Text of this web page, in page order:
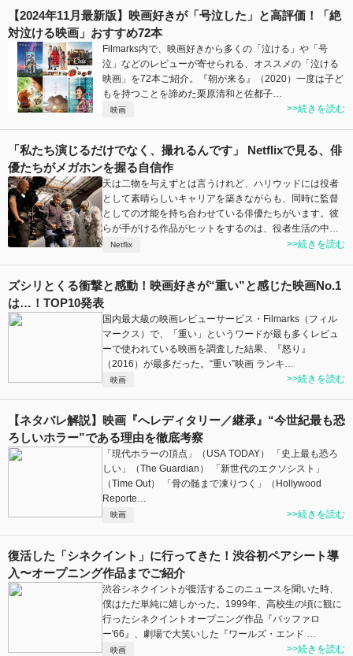
【2024年11月最新版】映画好きが「号泣した」と高評価！「絶
対泣ける映画」おすすめ72本
Filmarks内で、映画好きから多くの「泣ける」や「号
泣」などのレビューが寄せられる、オススメの「泣ける
映画」を72本ご紹介。『朝が来る』（2020）一度は子ど
もを持つことを諦めた栗原清和と佐都子…
映画 >>続きを読む
「私たち演じるだけでなく、撮れるんです」 Netflixで見る、俳
優たちがメガホンを握る自信作
天は二物を与えずとは言うけれど、ハリウッドには役者
として素晴らしいキャリアを築きながらも、同時に監督
としての才能を持ち合わせている俳優たちがいます。彼
らが手がける作品がヒットをするのは、役者生活の中…
Netflix >>続きを読む
ズシリとくる衝撃と感動！映画好きが“重い”と感じた映画No.1
は…！TOP10発表
国内最大級の映画レビューサービス・Filmarks（フィル
マークス）で、「重い」というワードが最も多くレビュ
ーで使われている映画を調査した結果、『怒り』
（2016）が最多だった。“重い”映画 ランキ…
映画 >>続きを読む
【ネタバレ解説】映画『へレディタリー／継承』“今世紀最も恐
ろしいホラー”である理由を徹底考察
「現代ホラーの頂点」（USA TODAY） 「史上最も恐ろ
しい」（The Guardian） 「新世代のエクソシスト」
（Time Out） 「骨の髄まで凍りつく」（Hollywood
Reporte…
映画 >>続きを読む
復活した「シネクイント」に行ってきた！渋谷初ペアシート導
入〜オープニング作品までご紹介
渋谷シネクイントが復活するこのニュースを聞いた時、
僕はただ単純に嬉しかった。1999年、高校生の頃に観に
行ったシネクイントオープニング作品『バッファロ
ー'66』、劇場で大笑いした『ワールズ・エンド …
映画 >>続きを読む